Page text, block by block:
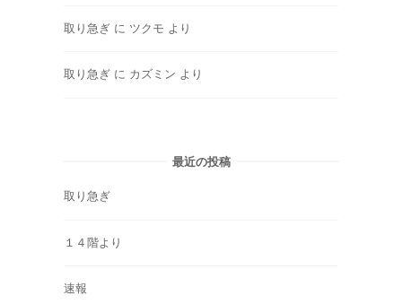
取り急ぎ に ツクモ より
取り急ぎ に カズミン より
最近の投稿
取り急ぎ
１４階より
速報